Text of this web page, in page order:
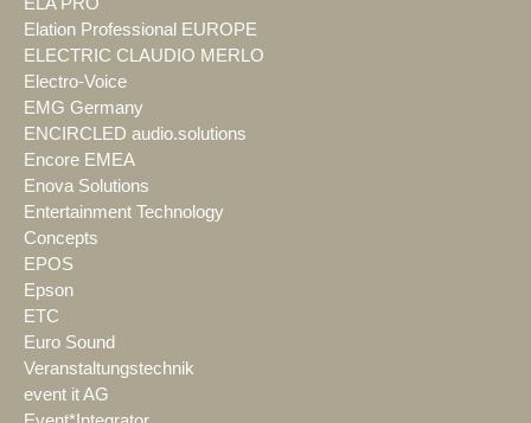
Elation Professional EUROPE
ELECTRIC CLAUDIO MERLO
Electro-Voice
EMG Germany
ENCIRCLED audio.solutions
Encore EMEA
Enova Solutions
Entertainment Technology
Concepts
EPOS
Epson
ETC
Euro Sound
Veranstaltungstechnik
event it AG